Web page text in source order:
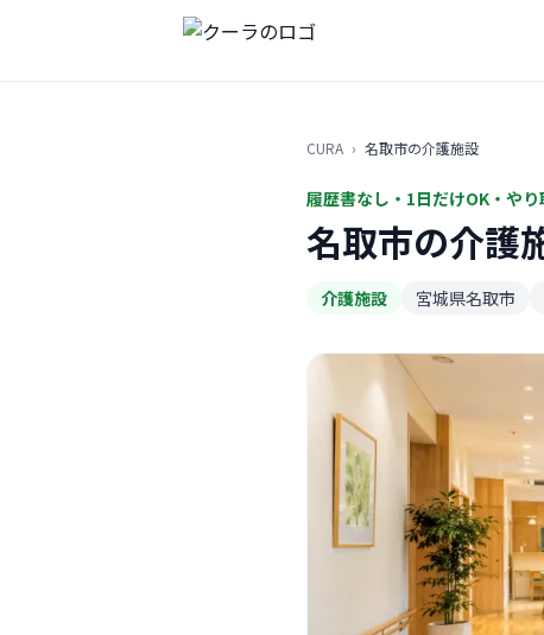
CURA › 名取市の介護施設
履歴書なし・1日だけOK・や
名取市の介護
介護施設 宮城県名取市